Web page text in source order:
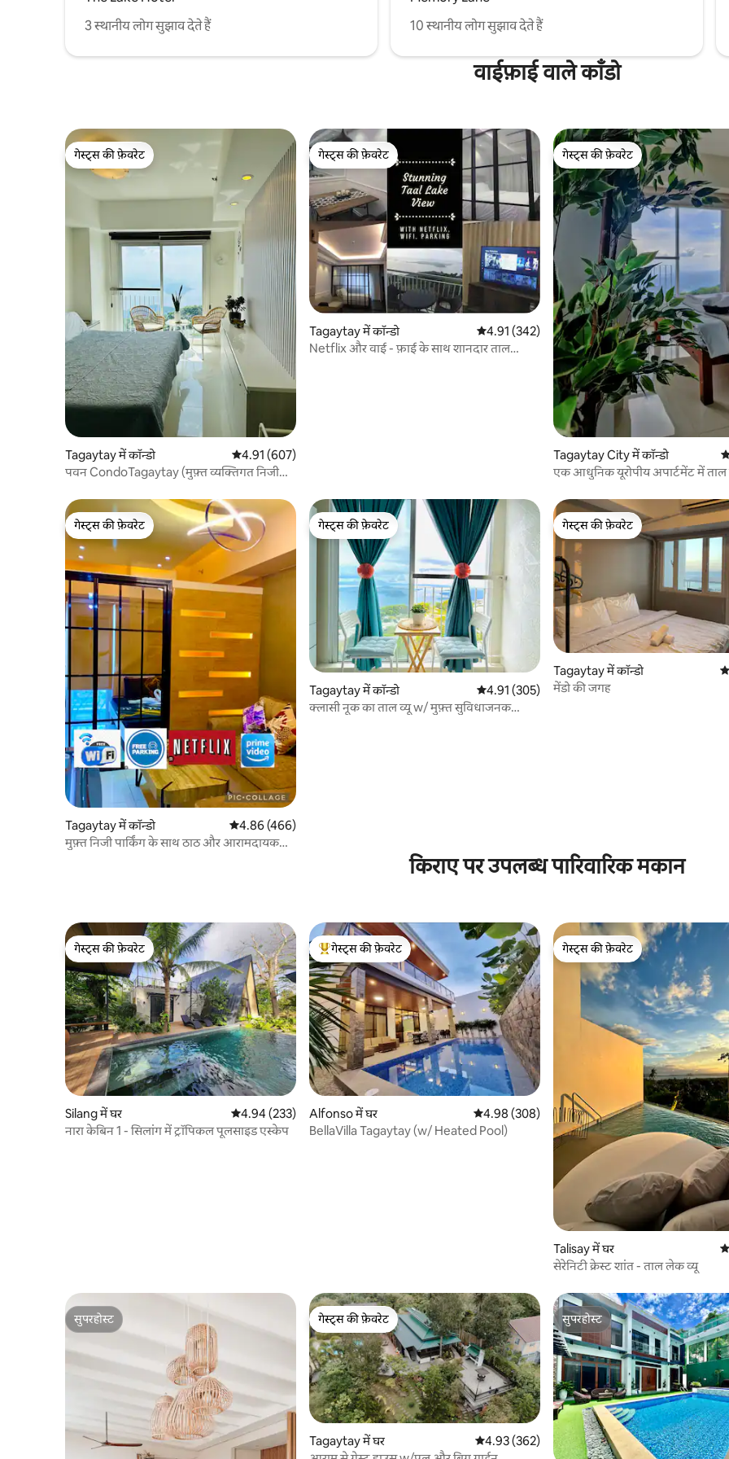
3 स्थानीय लोग सुझाव देते हैं
10 स्थानीय लोग सुझाव देते हैं
वाईफ़ाई वाले काँडो
गेस्ट्स की फ़ेवरेट
गेस्ट्स की फ़ेवरेट
Tagaytay में कॉन्डो औसत रेटिंग 5 में से 4.91, 607 समीक्षाएँ
4.91 (607)
पवन CondoTagaytay (मुफ़्त व्यक्तिगत निजी
गेस्ट्स की फ़ेवरेट
गेस्ट्स की फ़ेवरेट
Tagaytay में कॉन्डो औसत रेटिंग 5 में से 4.91, 342 समीक्षाएँ
4.91 (342)
Netflix और वाई - फ़ाई के साथ शानदार ताल
गेस्ट्स की फ़ेवरेट
गेस्ट्स की फ़ेवरेट
Tagaytay City में कॉन्डो
एक आधुनिक यूरोपीय अपार्टमेंट में ताल
गेस्ट्स की फ़ेवरेट
गेस्ट्स की फ़ेवरेट
Tagaytay में कॉन्डो औसत रेटिंग 5 में से 4.86, 466 समीक्षाएँ
4.86 (466)
मुफ़्त निजी पार्किंग के साथ ठाठ और आरामदायक
गेस्ट्स की फ़ेवरेट
गेस्ट्स की फ़ेवरेट
Tagaytay में कॉन्डो औसत रेटिंग 5 में से 4.91, 305 समीक्षाएँ
4.91 (305)
क्लासी नूक का ताल व्यू w/ मुफ़्त सुविधाजनक
गेस्ट्स की फ़ेवरेट
गेस्ट्स की फ़ेवरेट
Tagaytay में कॉन्डो
मेंडो की जगह
किराए पर उपलब्ध पारिवारिक मकान
गेस्ट्स की फ़ेवरेट
गेस्ट्स की फ़ेवरेट
Silang में घर औसत रेटिंग 5 में से 4.94, 233 समीक्षाएँ
4.94 (233)
नारा केबिन 1 - सिलांग में ट्रॉपिकल पूलसाइड एस्केप
गेस्ट्स का टॉप फ़ेवरेट
गेस्ट्स की फ़ेवरेट
Alfonso में घर औसत रेटिंग 5 में से 4.98, 308 समीक्षाएँ
4.98 (308)
BellaVilla Tagaytay (w/ Heated Pool)
गेस्ट्स की फ़ेवरेट
गेस्ट्स की फ़ेवरेट
Talisay में घर
सेरेनिटी क्रेस्ट शांत - ताल लेक व्यू
सुपरहोस्ट
सुपरहोस्ट
गेस्ट्स की फ़ेवरेट
गेस्ट्स की फ़ेवरेट
Tagaytay में घर औसत रेटिंग 5 में से 4.93, 362 समीक्षाएँ
4.93 (362)
सुपरहोस्ट
सुपरहोस्ट